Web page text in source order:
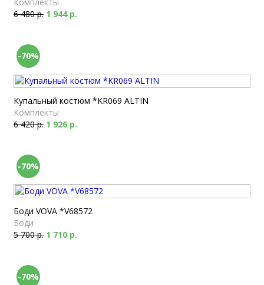
6 480 р. 1 944 р.
-70%
Купальный костюм *KR069 ALTIN
Комплекты
6 420 р. 1 926 р.
-70%
Боди VOVA *V68572
Боди
5 700 р. 1 710 р.
-70%